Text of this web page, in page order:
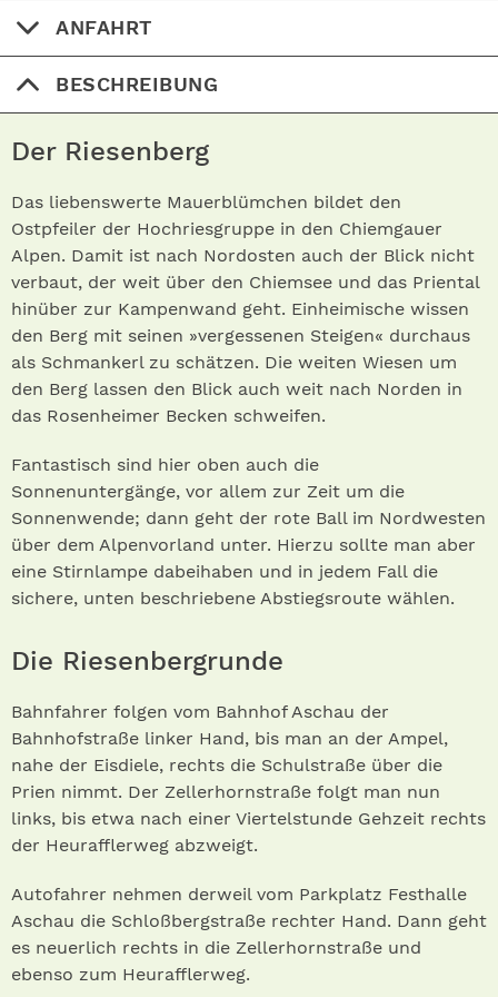
ANFAHRT
BESCHREIBUNG
Der Riesenberg
Das liebenswerte Mauerblümchen bildet den
Ostpfeiler der Hochriesgruppe in den Chiemgauer
Alpen. Damit ist nach Nordosten auch der Blick nicht
verbaut, der weit über den Chiemsee und das Priental
hinüber zur Kampenwand geht. Einheimische wissen
den Berg mit seinen »vergessenen Steigen« durchaus
als Schmankerl zu schätzen. Die weiten Wiesen um
den Berg lassen den Blick auch weit nach Norden in
das Rosenheimer Becken schweifen.
Fantastisch sind hier oben auch die
Sonnenuntergänge, vor allem zur Zeit um die
Sonnenwende; dann geht der rote Ball im Nordwesten
über dem Alpenvorland unter. Hierzu sollte man aber
eine Stirnlampe dabeihaben und in jedem Fall die
sichere, unten beschriebene Abstiegsroute wählen.
Die Riesenbergrunde
Bahnfahrer folgen vom Bahnhof Aschau der
Bahnhofstraße linker Hand, bis man an der Ampel,
nahe der Eisdiele, rechts die Schulstraße über die
Prien nimmt. Der Zellerhornstraße folgt man nun
links, bis etwa nach einer Viertelstunde Gehzeit rechts
der Heurafflerweg abzweigt.
Autofahrer nehmen derweil vom Parkplatz Festhalle
Aschau die Schloßbergstraße rechter Hand. Dann geht
es neuerlich rechts in die Zellerhornstraße und
ebenso zum Heurafflerweg.